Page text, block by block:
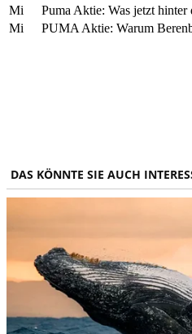
Mi
Puma Aktie: Was jetzt
Mi
PUMA Aktie: Warum